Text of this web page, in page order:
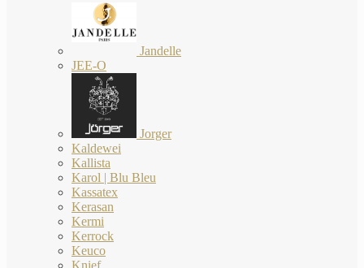
Jandelle
JEE-O
Jorger
Kaldewei
Kallista
Karol | Blu Bleu
Kassatex
Kerasan
Kermi
Kerrock
Keuco